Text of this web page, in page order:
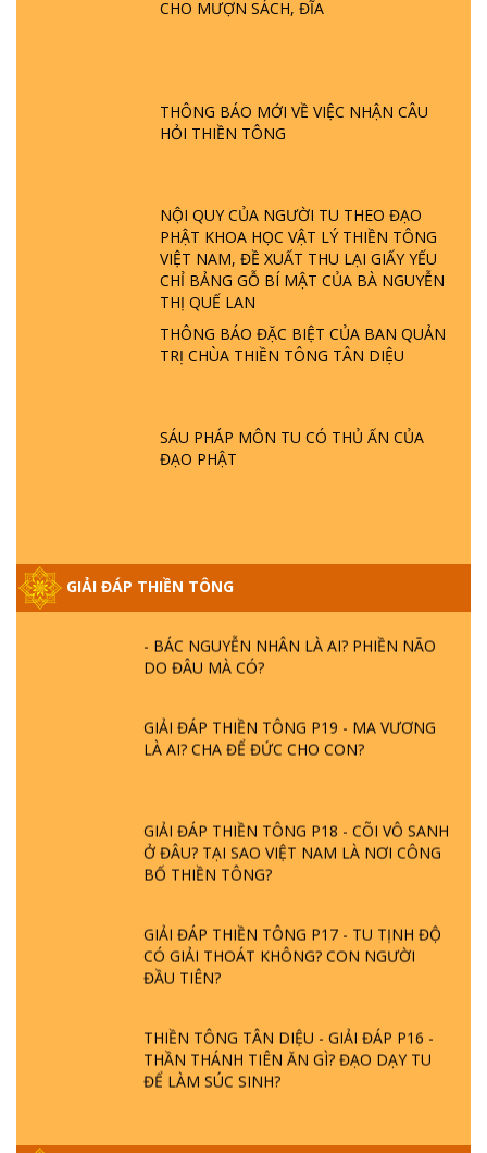
CHO MƯỢN SÁCH, ĐĨA
THÔNG BÁO MỚI VỀ VIỆC NHẬN CÂU
HỎI THIỀN TÔNG
NỘI QUY CỦA NGƯỜI TU THEO ĐẠO
PHẬT KHOA HỌC VẬT LÝ THIỀN TÔNG
VIỆT NAM, ĐỀ XUẤT THU LẠI GIẤY YẾU
CHỈ BẢNG GỖ BÍ MẬT CỦA BÀ NGUYỄN
THỊ QUẾ LAN
THÔNG BÁO ĐẶC BIỆT CỦA BAN QUẢN
TRỊ CHÙA THIỀN TÔNG TÂN DIỆU
SÁU PHÁP MÔN TU CÓ THỦ ẤN CỦA
ĐẠO PHẬT
GIẢI ĐÁP THIỀN TÔNG
HỘI GÌ? TỬ VÌ ĐẠO
ĐƯỢC HÌNH THÀNH NHƯ THẾ NÀO?
PHẬT GIỚI CÓ THỜI GIAN KHÔNG? |
ĐÂU? ĐỊA NGỤC Ở ĐÂU? ĐỨC CHÚA TRỜI
LÀ AI? QUỶ SA TĂNG? | TTTD
GIẢI ĐÁP THIỀN TÔNG ĐẶC BIỆT P22 - TẠI
SAO TRÁI ĐẤT NHIỀU THIÊN TAI - LŨ LỤT
- HỎA HOẠN | TTTD
HOA SEN ? | TTTD
DO ĐÂU MÀ CÓ?
LÀ AI? CHA ĐỂ ĐỨC CHO CON?
Ở ĐÂU? TẠI SAO VIỆT NAM LÀ NƠI CÔNG
BỐ THIỀN TÔNG?
CÓ GIẢI THOÁT KHÔNG? CON NGƯỜI
ĐẦU TIÊN?
THẦN THÁNH TIÊN ĂN GÌ? ĐẠO DẠY TU
ĐỂ LÀM SÚC SINH?